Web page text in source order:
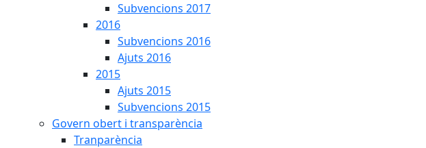
Subvencions 2017
2016
Subvencions 2016
Ajuts 2016
2015
Ajuts 2015
Subvencions 2015
Govern obert i transparència
Tranparència